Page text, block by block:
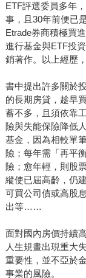
ETF評選委員多年
事，且30年前便已
Etrade券商積極買
進行基金與ETF投
銷著作。以上經歷
書中提出許多關於
的長期房貸，趁早
蓄不多，且須依靠
險與失能保險降低
基金，因為相較單
險；每年需「再平
險；愈年輕，則股
縱使已屆高齡，仍
可買公司債或高股
出等……
面對國內房價持續
人生規畫出現重大
重要性，並不亞於
事業的風險。